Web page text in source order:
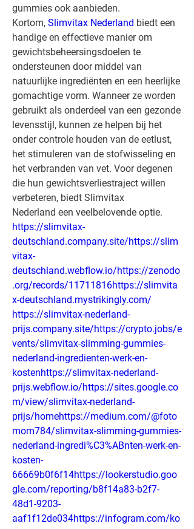
gummies ook aanbieden.
Kortom, Slimvitax Nederland biedt een
handige en effectieve manier om
gewichtsbeheersingsdoelen te
ondersteunen door middel van
natuurlijke ingrediënten en een heerlijke
gomachtige vorm. Wanneer ze worden
gebruikt als onderdeel van een gezonde
levensstijl, kunnen ze helpen bij het
onder controle houden van de eetlust,
het stimuleren van de stofwisseling en
het verbranden van vet. Voor degenen
die hun gewichtsverliestraject willen
verbeteren, biedt Slimvitax
Nederland een veelbelovende optie.
https://slimvitax-
deutschland.company.site/https://slim
vitax-
deutschland.webflow.io/https://zenodo
.org/records/11711816https://slimvita
x-deutschland.mystrikingly.com/
https://slimvitax-nederland-
prijs.company.site/https://crypto.jobs/e
vents/slimvitax-slimming-gummies-
nederland-ingredienten-werk-en-
kostenhttps://slimvitax-nederland-
prijs.webflow.io/https://sites.google.co
m/view/slimvitax-nederland-
prijs/homehttps://medium.com/@foto
mom784/slimvitax-slimming-gummies-
nederland-ingredi%C3%ABnten-werk-en-
kosten-
66669b0f6f14https://lookerstudio.goo
gle.com/reporting/b8f14a83-b2f7-
48d1-9203-
aaf1f12de034https://infogram.com/ko